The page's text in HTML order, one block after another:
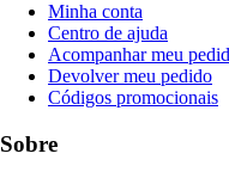
Minha conta
Centro de ajuda
Acompanhar meu
Devolver meu pedido
Códigos promocionais
Sobre